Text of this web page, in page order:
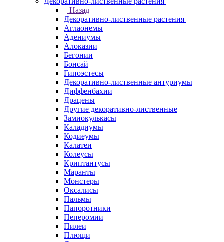
Назад
Декоративно-лиственные растения
Аглаонемы
Адениумы
Алоказии
Бегонии
Бонсай
Гипоэстесы
Декоративно-лиственные антуриумы
Диффенбахии
Драцены
Другие декоративно-лиственные
Замиокулькасы
Каладиумы
Кодиеумы
Калатеи
Колеусы
Криптантусы
Маранты
Монстеры
Оксалисы
Пальмы
Папоротники
Пеперомии
Пилеи
Плющи